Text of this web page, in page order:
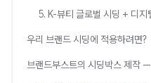
5. K-뷰티 글로벌 시딩 + 디지
우리 브랜드 시딩에 적용하려면?
브랜드부스트의 시딩박스 제작